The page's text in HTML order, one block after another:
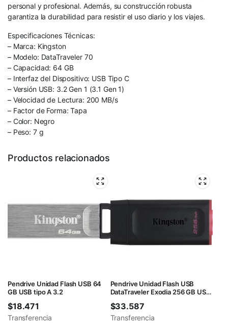
personal y profesional. Además, su construcción robusta
garantiza la durabilidad para resistir el uso diario y los viajes.
Especificaciones Técnicas:
– Marca: Kingston
– Modelo: DataTraveler 70
– Capacidad: 64 GB
– Interfaz del Dispositivo: USB Tipo C
– Versión USB: 3.2 Gen 1 (3.1 Gen 1)
– Velocidad de Lectura: 200 MB/s
– Factor de Forma: Tapa
– Color: Negro
– Peso: 7 g
Productos relacionados
Pendrive Unidad Flash USB 64
GB USB tipo A 3.2
$18.471
Transferencia
Pendrive Unidad Flash USB
DataTraveler Exodia 256 GB USB
$33.587
Transferencia